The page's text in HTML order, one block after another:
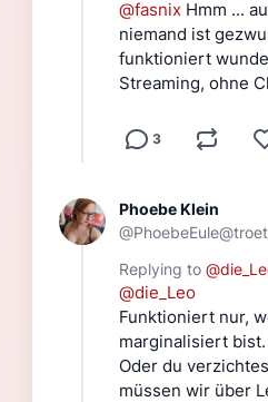
@fasnix Hmm ...
niemand ist
funktioniert
Streaming, ohne
3
Phoebe Klein
@
Replying to @
@die_Leo
Funktioniert nur,
marginalisiert bist.
Oder du
müssen wir über